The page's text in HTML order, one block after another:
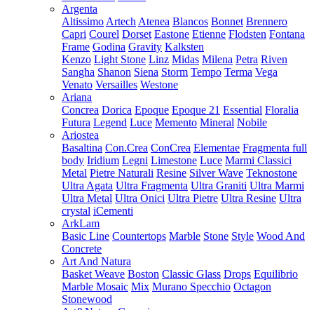
Argenta
Altissimo Artech Atenea Blancos Bonnet Brennero
Capri Courel Dorset Eastone Etienne Flodsten Fontana
Frame Godina Gravity Kalksten
Kenzo Light Stone Linz Midas Milena Petra Riven
Sangha Shanon Siena Storm Tempo Terma Vega
Venato Versailles Westone
Ariana
Concrea Dorica Epoque Epoque 21 Essential Floralia
Futura Legend Luce Memento Mineral Nobile
Ariostea
Basaltina Con.Crea ConCrea Elementae Fragmenta full
body Iridium Legni Limestone Luce Marmi Classici
Metal Pietre Naturali Resine Silver Wave Teknostone
Ultra Agata Ultra Fragmenta Ultra Graniti Ultra Marmi
Ultra Metal Ultra Onici Ultra Pietre Ultra Resine Ultra
crystal iCementi
ArkLam
Basic Line Countertops Marble Stone Style Wood And
Concrete
Art And Natura
Basket Weave Boston Classic Glass Drops Equilibrio
Marble Mosaic Mix Murano Specchio Octagon
Stonewood